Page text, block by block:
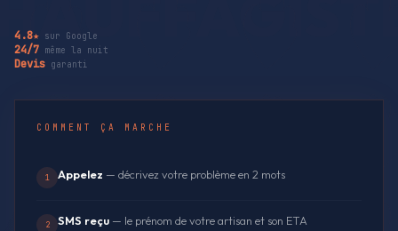
4.8★ sur Google
24/7 même la nuit
Devis garanti
COMMENT ÇA MARCHE
1 Appelez — décrivez votre problème en 2 mots
2 SMS reçu — le prénom de votre artisan et son ETA